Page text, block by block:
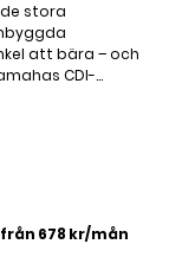
stora
att bära – och
CDI-
och
med Yamahas
komma ut på
som vill ha en
F5 den
678 kr/mån